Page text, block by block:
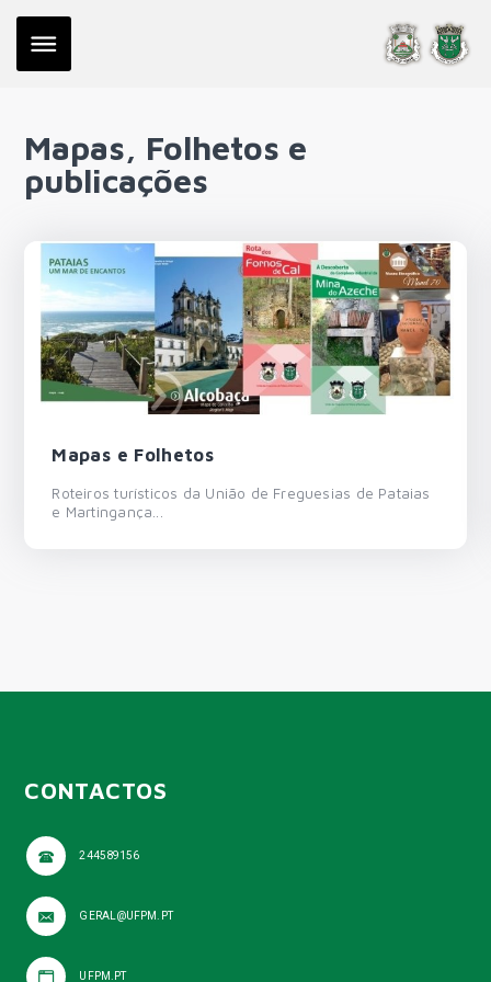
Mapas, Folhetos e
publicações
Mapas e Folhetos
Roteiros turísticos da União de Freguesias de Pataias
e Martingança...
CONTACTOS
244589156
GERAL@UFPM.PT
UFPM.PT